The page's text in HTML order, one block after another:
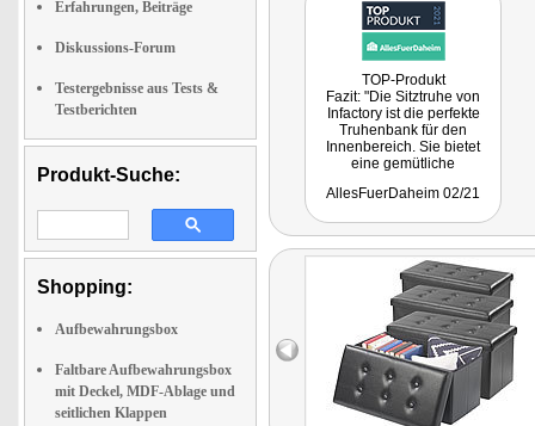
Erfahrungen, Beiträge
Diskussions-Forum
Testergebnisse aus Tests &
Testberichten
Produkt-Suche:
Shopping:
Aufbewahrungsbox
Faltbare Aufbewahrungsbox
mit Deckel, MDF-Ablage und
seitlichen Klappen
TOP-Produkt
Fazit: "Die Sitztruhe von
Infactory ist die perfekte
Truhenbank für den
Innenbereich. Sie bietet
eine gemütliche
gleichzeitig genug Platz um
ausklappen und den Deckel
darauf geben und schon ist
die Truhe aufgebaut. Durch
die unterschiedlichen
Farben findet jeder die
passende Truhenbank für
sein Zuhause."
AllesFuerDaheim 02/21